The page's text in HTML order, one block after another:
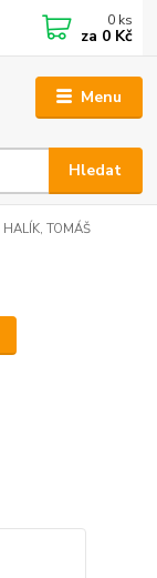
Menu
Hledat
0 ks
za 0 Kč
HALÍK, TOMÁŠ